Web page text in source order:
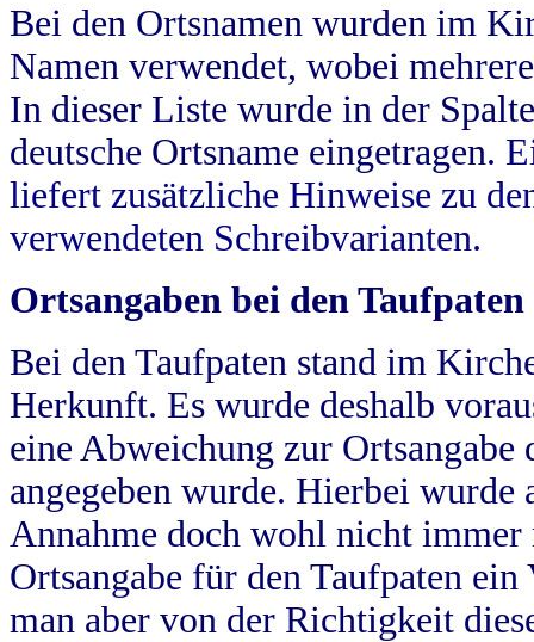
Bei den Ortsnamen wurden im
Namen verwendet, wobei
In dieser Liste wurde in der
deutsche Ortsname eingetragen.
liefert zusätzliche Hinweise zu
verwendeten Schreibvarianten.
Ortsangaben bei den Taufpaten
Bei den Taufpaten stand im
Herkunft. Es wurde deshalb
eine Abweichung zur
angegeben wurde. Hierbei wurde
Annahme doch wohl nicht
Ortsangabe für den Taufpaten
man aber von der Richtigkeit